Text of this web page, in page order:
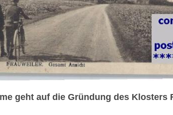
geht auf die Gründung des Klosters